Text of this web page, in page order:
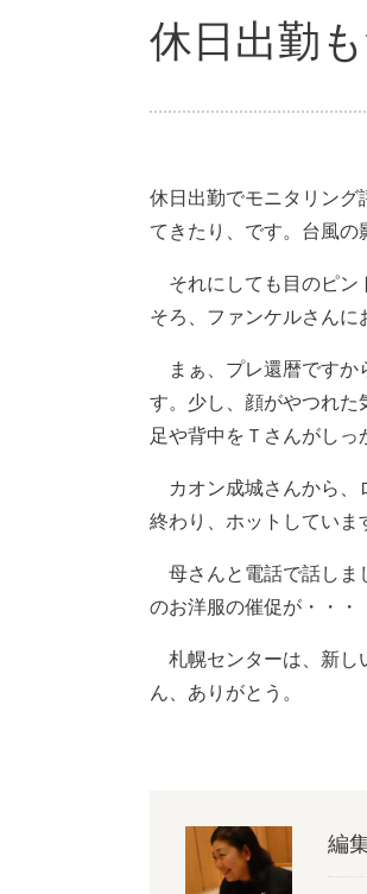
休日出勤
休日出勤でモニタリング
てきたり、です。台風の
それにしても目のピン
そろ、ファンケルさんに
まぁ、プレ還暦ですか
す。少し、顔がやつれた
足や背中をＴさんがしっ
カオン成城さんから、
終わり、ホットしていま
母さんと電話で話しま
のお洋服の催促が・・・
札幌センターは、新し
ん、ありがとう。
編